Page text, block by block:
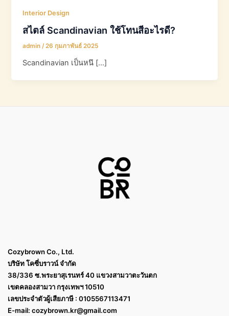
Interior Design
สไตล์ Scandinavian ใช้โทนสีอะไรดี?
admin/26 กุมภาพันธ์ 2025
Scandinavian เป็นหนึ […]
Cozybrown Co., Ltd.
บริษัท โคซี่บราวน์ จำกัด
38/336 ซ.พระยาสุเรนทร์ 40 แขวงสามวาตะวันตก
เขตคลองสามวา กรุงเทพฯ 10510
เลขประจำตัวผู้เสียภาษี : 0105567113471
E-mail: cozybrown.kr@gmail.com